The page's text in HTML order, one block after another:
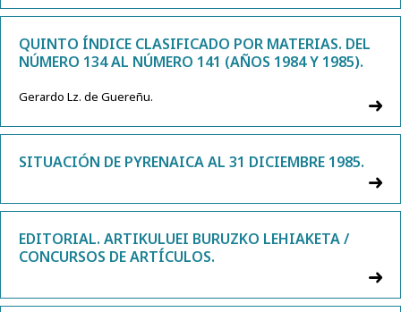
QUINTO ÍNDICE CLASIFICADO POR MATERIAS. DEL
NÚMERO 134 AL NÚMERO 141 (AÑOS 1984 Y 1985).
Gerardo Lz. de Guereñu.
SITUACIÓN DE PYRENAICA AL 31 DICIEMBRE 1985.
EDITORIAL. ARTIKULUEI BURUZKO LEHIAKETA /
CONCURSOS DE ARTÍCULOS.